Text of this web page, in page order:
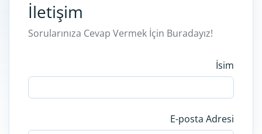
İletişim
Sorularınıza Cevap Vermek İçin Buradayız!
İsim
E-posta Adresi